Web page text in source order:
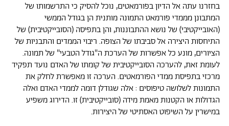
בחזרנו עתה אל הדיון בפורמאטים, נוכל להסיק כי התרשמותו של
המתבונן מממדי פורמאט התמונה מותנית הן בגודל הממשי
(האובייקטיבי) של נושא ההתבוננות, והן בתפיסה (הסובייקטיבית) של
התיחסות היצירה אל סביבתו של הצופה. ריבוי הממדים והתבניות של
הציורים, מונע כל אפשרות של הערכת ה"גודל הטבעי" של תמונה.
לעומת זאת, להערכה הסובייקטיבית של קומתו של האדם נועד תפקיד
מרכזי בתפיסת ממדי הפורמאטים. הערכה זו מאפשרת לחלק את
התמונות לשלושה טיפוסים : אלה שגודלן דומה לממדי האדם ואלה
הגדולות או הקטנות מאמת מידה (סובייקטיבית) זו. הדירוג משפיע
במישרין על השיפוט האסתיטי של היצירות.